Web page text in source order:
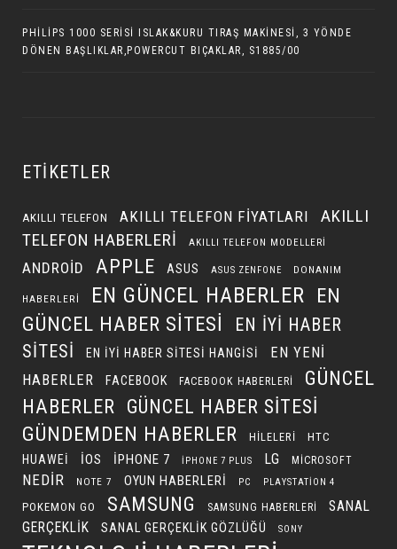
PHILIPS 1000 SERISI ISLAK&KURU TIRAŞ MAKINESI, 3 YÖNDE
DÖNEN BAŞLIKLAR,POWERCUT BIÇAKLAR, S1885/00
ETIKETLER
AKILLI TELEFON AKILLI TELEFON FIYATLARI
AKILLI
TELEFON HABERLERI
AKILLI TELEFON MODELLERI
ANDROID APPLE ASUS ASUS ZENFONE DONANIM
HABERLERI EN GÜNCEL HABERLER EN
GÜNCEL HABER SITESI
EN IYI HABER
SITESI
EN IYI HABER SITESI HANGISI
EN YENI
HABERLER
FACEBOOK FACEBOOK HABERLERI
GÜNCEL
HABERLER GÜNCEL HABER SITESI
GÜNDEMDEN HABERLER HILELERI HTC
HUAWEI IOS IPHONE 7 IPHONE 7 PLUS LG MICROSOFT
NEDIR NOTE 7 OYUN HABERLERI PC PLAYSTATION 4
POKEMON GO SAMSUNG SAMSUNG HABERLERI
SANAL
GERÇEKLIK
SANAL GERÇEKLIK GÖZLÜĞÜ SONY